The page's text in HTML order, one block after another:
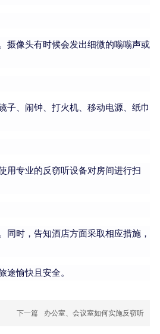
摄像头有时候会发出细微的嗡嗡声或
子、闹钟、打火机、移动电源、纸巾
用专业的反窃听设备对房间进行扫
时，告知酒店方面采取相应措施，
愉快且安全。
下一篇 办公室、会议室如何实施反窃听